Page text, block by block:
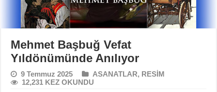
Mehmet Başbuğ Vefat
Yıldönümünde Anılıyor
9 Temmuz 2025 ASANATLAR, RESİM
12,231 KEZ OKUNDU